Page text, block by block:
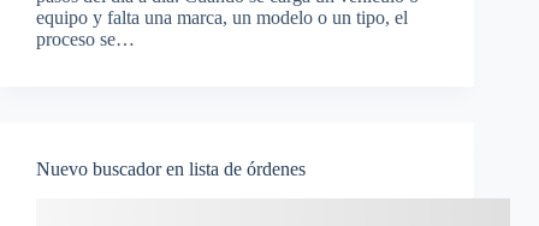
equipo y falta una marca, un modelo o un tipo, el
proceso se…
Nuevo buscador en lista de órdenes